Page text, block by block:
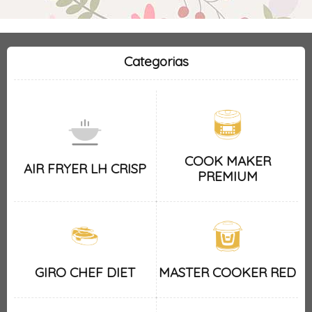
Categorias
AIR FRYER LH CRISP
COOK MAKER
PREMIUM
GIRO CHEF DIET MASTER COOKER RED